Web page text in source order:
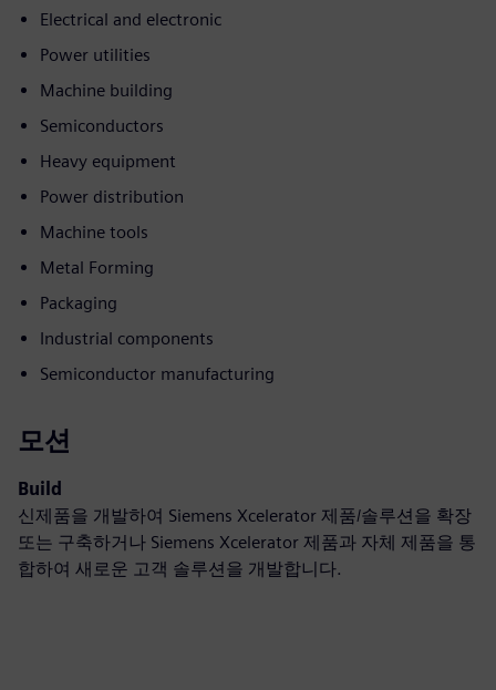
Electrical and electronic
Power utilities
Machine building
Semiconductors
Heavy equipment
Power distribution
Machine tools
Metal Forming
Packaging
Industrial components
Semiconductor manufacturing
모션
Build
신제품을 개발하여 Siemens Xcelerator 제품/솔루션을 확장
또는 구축하거나 Siemens Xcelerator 제품과 자체 제품을 통
합하여 새로운 고객 솔루션을 개발합니다.